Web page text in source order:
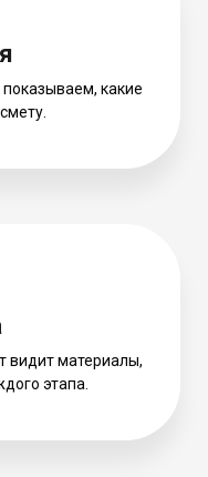
какие
видит материалы,
этапа.